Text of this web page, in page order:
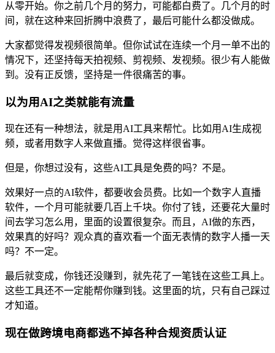
从零开始。你之前几个月的努力，可能都白费了。几个月的时
间，就在这种来回折腾中浪费了，最后可能什么都没做成。
大家都觉得发视频很简单。但你试试在连续一个月一单不出的
情况下，还坚持每天拍视频、剪视频、发视频。很少有人能做
到。没有正反馈，坚持是一件很痛苦的事。
以为用AI之类就能有流量
现在还有一种想法，就是用AI工具来帮忙。比如用AI生成视
频，或者用数字人来做直播。觉得这样很省事。
但是，你想过没有，这些AI工具是免费的吗？不是。
效果好一点的AI软件，都要收会员费。比如一个数字人直播
软件，一个月可能就要几百上千块。你付了钱，还要花大量时
间去学习怎么用，里面的设置很复杂。而且，AI做的东西，
效果真的好吗？观众真的喜欢看一个面无表情的数字人播一天
吗？不一定。
最后就变成，你钱还没赚到，就先花了一笔钱在这些工具上。
这些工具还不一定能帮你赚到钱。这里面的坑，只有自己踩过
才知道。
现在做跨境电商都逃不掉各种合规资质认证